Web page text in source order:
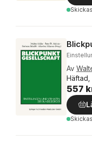
Skickas
Av
Häftad,
557
Skickas